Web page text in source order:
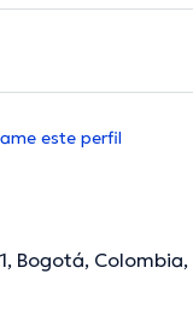
este perfil
Bogotá,